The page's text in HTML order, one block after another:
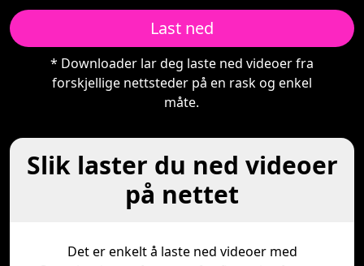
Last ned
* Downloader lar deg laste ned videoer fra
forskjellige nettsteder på en rask og enkel
måte.
Slik laster du ned videoer
på nettet
Det er enkelt å laste ned videoer med